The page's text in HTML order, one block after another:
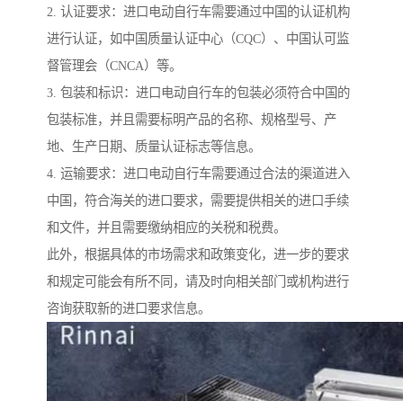
2. 认证要求：进口电动自行车需要通过中国的认证机构
进行认证，如中国质量认证中心（CQC）、中国认可监
督管理会（CNCA）等。
3. 包装和标识：进口电动自行车的包装必须符合中国的
包装标准，并且需要标明产品的名称、规格型号、产
地、生产日期、质量认证标志等信息。
4. 运输要求：进口电动自行车需要通过合法的渠道进入
中国，符合海关的进口要求，需要提供相关的进口手续
和文件，并且需要缴纳相应的关税和税费。
此外，根据具体的市场需求和政策变化，进一步的要求
和规定可能会有所不同，请及时向相关部门或机构进行
咨询获取新的进口要求信息。